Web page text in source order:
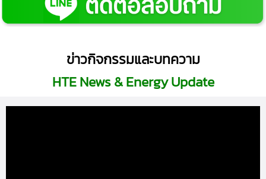
ข่าวกิจกรรมและบทความ
HTE News & Energy Update